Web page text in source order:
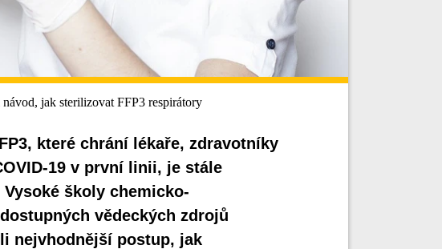
jak sterilizovat FFP3 respirátory
které chrání lékaře, zdravotníky
19 v první linii, je stále
školy chemicko-
vědeckých zdrojů
nejvhodnější postup, jak